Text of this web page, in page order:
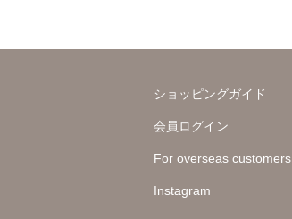
ショッピングガイド
会員ログイン
For overseas customers
Instagram